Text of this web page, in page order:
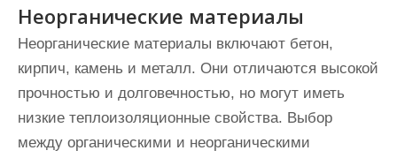
Неорганические материалы
Неорганические материалы включают бетон,
кирпич, камень и металл. Они отличаются высокой
прочностью и долговечностью, но могут иметь
низкие теплоизоляционные свойства. Выбор
между органическими и неорганическими